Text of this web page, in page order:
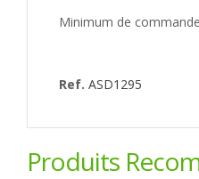
Minimum de
Ref. ASD1295
Produits